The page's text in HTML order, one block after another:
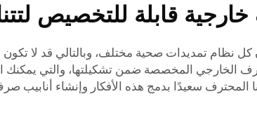
قابلة للتخصيص
نظام تمديدات صحية مختلف، وبالتالي قد لا تكون
الخارجي المخصصة ضمن تشكيلتها، والتي يمكنك
المحترف سعيدًا بدمج هذه الأفكار وإنشاء